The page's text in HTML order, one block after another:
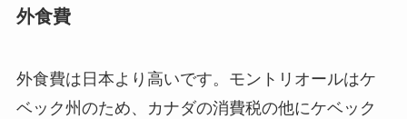
外食費
外食費は日本より高いです。モントリオールはケ
ベック州のため、カナダの消費税の他にケベック